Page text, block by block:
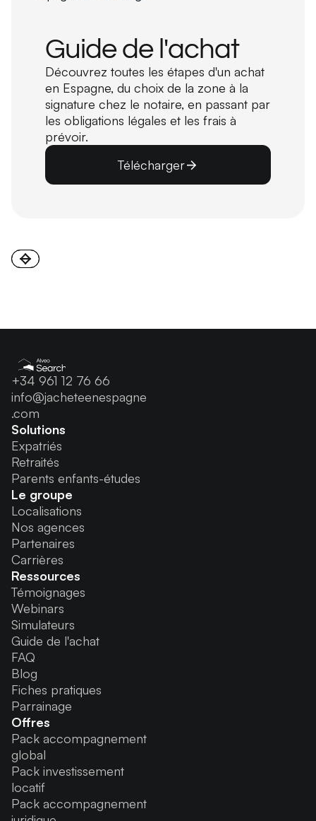
Guide de l'achat
Découvrez toutes les étapes d'un achat
en Espagne, du choix de la zone à la
signature chez le notaire, en passant par
les obligations légales et les frais à
prévoir.
Télécharger
+34 961 12 76 66
info@jacheteenespagne
.com
Solutions
Expatriés
Retraités
Parents enfants-études
Le groupe
Localisations
Nos agences
Partenaires
Carrières
Ressources
Témoignages
Webinars
Simulateurs
Guide de l'achat
FAQ
Blog
Fiches pratiques
Parrainage
Offres
Pack accompagnement
global
Pack investissement
locatif
Pack accompagnement